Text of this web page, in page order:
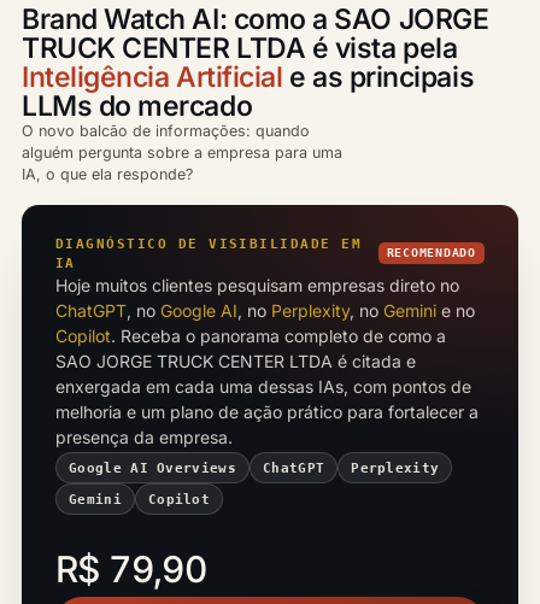
Brand Watch AI: como a SAO JORGE
TRUCK CENTER LTDA é vista pela
Inteligência Artificial e as principais
LLMs do mercado
O novo balcão de informações: quando
alguém pergunta sobre a empresa para uma
IA, o que ela responde?
DIAGNÓSTICO DE VISIBILIDADE EM
IA
RECOMENDADO
Hoje muitos clientes pesquisam empresas direto no
ChatGPT, no Google AI, no Perplexity, no Gemini e no
Copilot. Receba o panorama completo de como a
SAO JORGE TRUCK CENTER LTDA é citada e
enxergada em cada uma dessas IAs, com pontos de
melhoria e um plano de ação prático para fortalecer a
presença da empresa.
Google AI Overviews ChatGPT Perplexity
Gemini Copilot
R$ 79,90